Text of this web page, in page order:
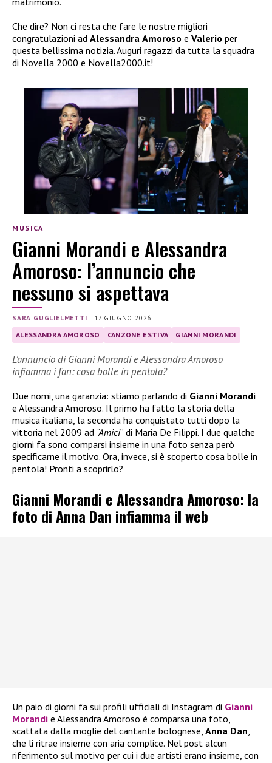
Che dire? Non ci resta che fare le nostre migliori
congratulazioni ad Alessandra Amoroso e Valerio per
questa bellissima notizia. Auguri ragazzi da tutta la squadra
di Novella 2000 e Novella2000.it!
MUSICA
Gianni Morandi e Alessandra
Amoroso: l’annuncio che
nessuno si aspettava
SARA GUGLIELMETTI | 17 GIUGNO 2026
ALESSANDRA AMOROSO CANZONE ESTIVA GIANNI MORANDI
L’annuncio di Gianni Morandi e Alessandra Amoroso
infiamma i fan: cosa bolle in pentola?
Due nomi, una garanzia: stiamo parlando di Gianni Morandi
e Alessandra Amoroso. Il primo ha fatto la storia della
musica italiana, la seconda ha conquistato tutti dopo la
vittoria nel 2009 ad “Amici” di Maria De Filippi. I due qualche
giorni fa sono comparsi insieme in una foto senza però
specificarne il motivo. Ora, invece, si è scoperto cosa bolle in
pentola! Pronti a scoprirlo?
Gianni Morandi e Alessandra Amoroso: la
foto di Anna Dan infiamma il web
Un paio di giorni fa sui profili ufficiali di Instagram di Gianni
Morandi e Alessandra Amoroso è comparsa una foto,
scattata dalla moglie del cantante bolognese, Anna Dan,
che li ritrae insieme con aria complice. Nel post alcun
riferimento sul motivo per cui i due artisti erano insieme, con